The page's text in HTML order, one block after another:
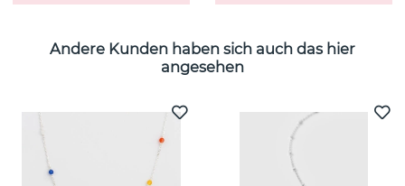
Andere Kunden haben sich auch das hier
angesehen